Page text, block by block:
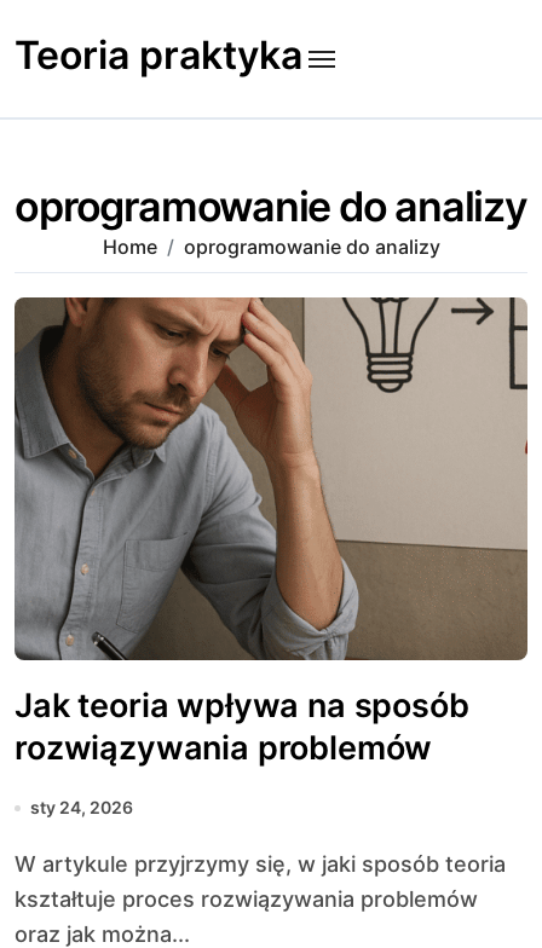
to
content
Teoria praktyka
oprogramowanie do analizy
Home oprogramowanie do analizy
Jak teoria wpływa na sposób
rozwiązywania problemów
sty 24, 2026
W artykule przyjrzymy się, w jaki sposób teoria
kształtuje proces rozwiązywania problemów
oraz jak można...